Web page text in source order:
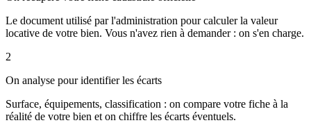
Le document utilisé par l'administration pour calculer la valeur
locative de votre bien. Vous n'avez rien à demander : on s'en charge.
2
On analyse pour identifier les écarts
Surface, équipements, classification : on compare votre fiche à la
réalité de votre bien et on chiffre les écarts éventuels.